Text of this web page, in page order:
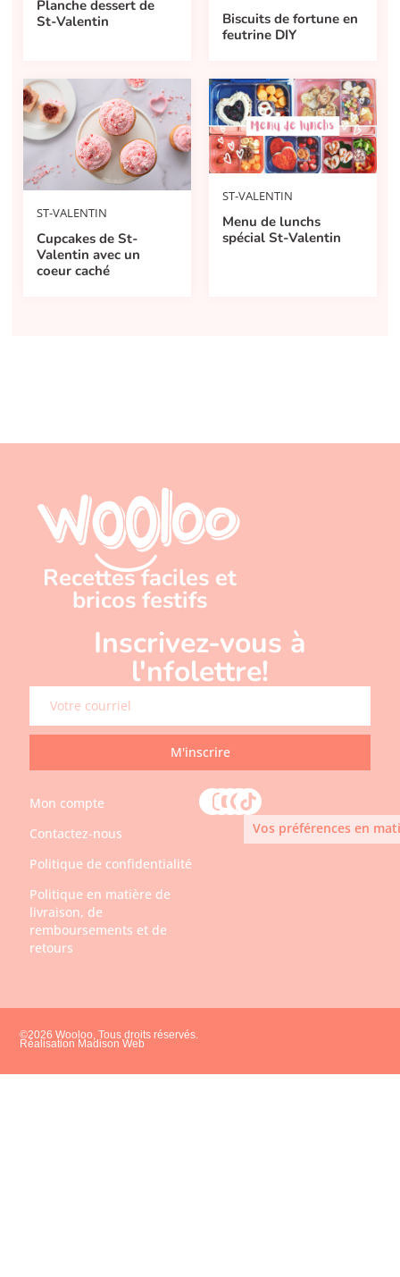
Planche dessert de
St-Valentin
Biscuits de fortune en
feutrine DIY
ST-VALENTIN
Cupcakes de St-
Valentin avec un
coeur caché
ST-VALENTIN
Menu de lunchs
spécial St-Valentin
Recettes faciles et
bricos festifs
Inscrivez-vous à
l'nfolettre!
M'inscrire
Mon compte
Contactez-nous
Politique de confidentialité
Politique en matière de
livraison, de
remboursements et de
retours
Vos préférences en
©2026 Wooloo, Tous droits réservés.
Réalisation Madison Web